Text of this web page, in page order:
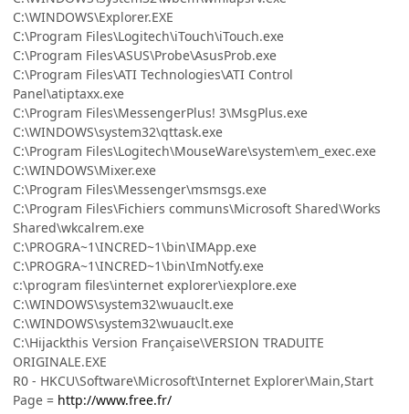
C:\WINDOWS\Explorer.EXE
C:\Program Files\Logitech\iTouch\iTouch.exe
C:\Program Files\ASUS\Probe\AsusProb.exe
C:\Program Files\ATI Technologies\ATI Control
Panel\atiptaxx.exe
C:\Program Files\MessengerPlus! 3\MsgPlus.exe
C:\WINDOWS\system32\qttask.exe
C:\Program Files\Logitech\MouseWare\system\em_exec.exe
C:\WINDOWS\Mixer.exe
C:\Program Files\Messenger\msmsgs.exe
C:\Program Files\Fichiers communs\Microsoft Shared\Works
Shared\wkcalrem.exe
C:\PROGRA~1\INCRED~1\bin\IMApp.exe
C:\PROGRA~1\INCRED~1\bin\ImNotfy.exe
c:\program files\internet explorer\iexplore.exe
C:\WINDOWS\system32\wuauclt.exe
C:\WINDOWS\system32\wuauclt.exe
C:\Hijackthis Version Française\VERSION TRADUITE
ORIGINALE.EXE
R0 - HKCU\Software\Microsoft\Internet Explorer\Main,Start
Page = http://www.free.fr/